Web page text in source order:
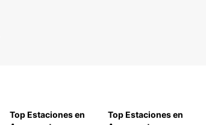
Top Estaciones en
Top Estaciones en